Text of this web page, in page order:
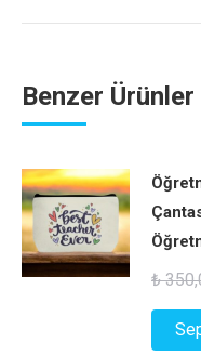
Benzer Ürünler
₺